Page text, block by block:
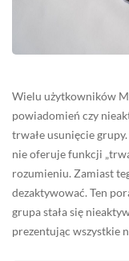
Wielu użytkowników
powiadomień czy
trwałe usunięcie
nie oferuje funkcji
rozumieniu. Zamiast
dezaktywować. Ten
grupa stała się
prezentując wszystkie